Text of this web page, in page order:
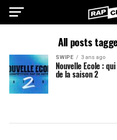
All posts
SWIPE 3 ans ago
Nouvelle Ecole :
de la saison 2